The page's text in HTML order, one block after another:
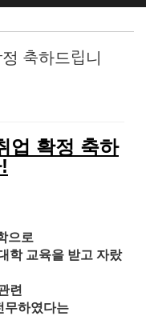
축하드립니
업 확정 축하
으로
학 교육을 받고 자랐
련
무하였다는